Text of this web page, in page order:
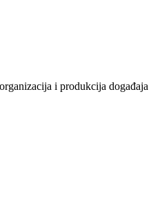
organizacija i produkcija događaja